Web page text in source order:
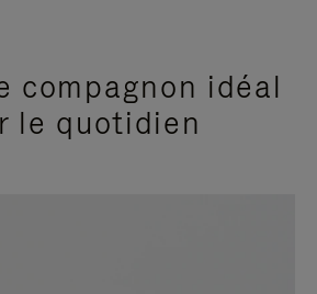
compagnon idéal
le quotidien